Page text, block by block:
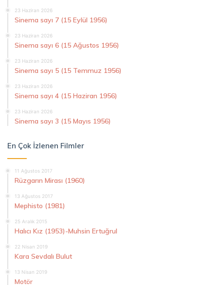
23 Haziran 2026
Sinema sayı 7 (15 Eylül 1956)
23 Haziran 2026
Sinema sayı 6 (15 Ağustos 1956)
23 Haziran 2026
Sinema sayı 5 (15 Temmuz 1956)
23 Haziran 2026
Sinema sayı 4 (15 Haziran 1956)
23 Haziran 2026
Sinema sayı 3 (15 Mayıs 1956)
En Çok İzlenen Filmler
11 Ağustos 2017
Rüzgarın Mirası (1960)
13 Ağustos 2017
Mephisto (1981)
25 Aralık 2015
Halıcı Kız (1953)-Muhsin Ertuğrul
22 Nisan 2019
Kara Sevdalı Bulut
13 Nisan 2019
Motör